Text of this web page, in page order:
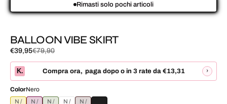
Rimasti solo pochi articoli
BALLOON VIBE SKIRT
Prezzo
di
vendita
€39,95
Prezzo
normale
€79,90
K. Compra ora, paga dopo o in 3 rate da €13,31 ›
ColorNero